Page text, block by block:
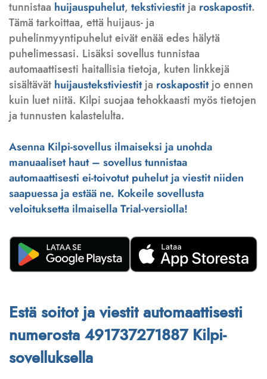
tunnistaa huijauspuhelut, tekstiviestitja roskapostit.
Tämä tarkoittaa, että huijaus- ja
puhelinmyyntipuhelut eivät enää edes hälytä
puhelimessasi. Lisäksi sovellus tunnistaa
automaattisesti haitallisia tietoja, kuten linkkejä
sisältävät huijaustekstiviestitja roskapostitjo ennen
kuin luet niitä. Kilpi suojaa tehokkaasti myös tietojen
ja tunnusten kalastelulta.
Asenna Kilpi-sovellus ilmaiseksi ja unohda
manuaaliset haut – sovellus tunnistaa
automaattisesti ei-toivotut puhelut ja viestit niiden
saapuessa ja estää ne. Kokeile sovellusta
veloituksetta ilmaisella Trial-versiolla!
Estä soitot ja viestit automaattisesti
numerosta 491737271887 Kilpi-
sovelluksella